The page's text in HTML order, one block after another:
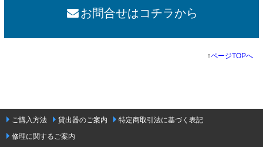
お問合せはコチラから
↑ページTOPへ
ご購入方法 貸出器のご案内
特定商取引法に基づく表記
修理に関するご案内